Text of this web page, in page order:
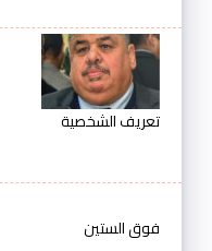
تعريف الشخصية
فوق الستين